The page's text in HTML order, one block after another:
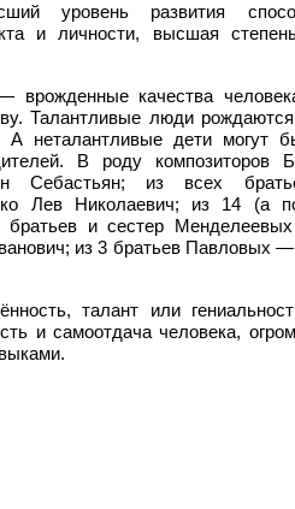
уровень развития
и личности, высшая
врожденные качества
Талантливые люди
А неталантливые дети могут
В роду композиторов
Себастьян; из всех
Лев Николаевич; из 14 (а
и сестер
из 3 братьев Павловых
талант или
и самоотдача человека,